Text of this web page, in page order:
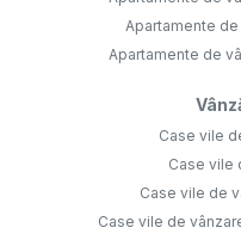
Apartamente de
Apartamente de
Case vile
Case vile
Case vile de
Case vile de